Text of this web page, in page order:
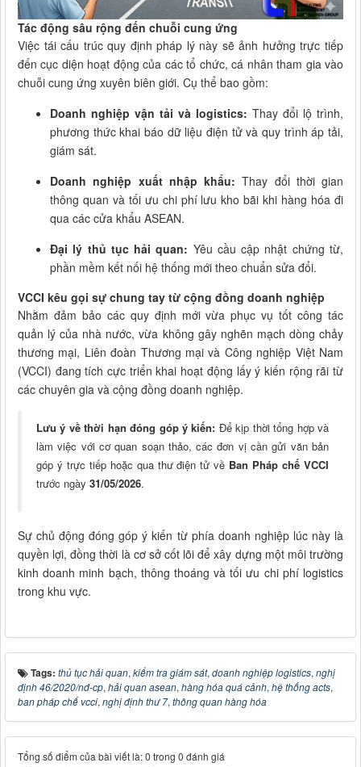
Tác động sâu rộng đến chuỗi cung ứng
Việc tái cấu trúc quy định pháp lý này sẽ ảnh hưởng trực tiếp
đến cục diện hoạt động của các tổ chức, cá nhân tham gia vào
chuỗi cung ứng xuyên biên giới. Cụ thể bao gồm:
Doanh nghiệp vận tải và logistics: Thay đổi lộ trình,
phương thức khai báo dữ liệu điện tử và quy trình áp tải,
giám sát.
Doanh nghiệp xuất nhập khẩu: Thay đổi thời gian
thông quan và tối ưu chi phí lưu kho bãi khi hàng hóa đi
qua các cửa khẩu ASEAN.
Đại lý thủ tục hải quan: Yêu cầu cập nhật chứng từ,
phần mềm kết nối hệ thống mới theo chuẩn sửa đổi.
VCCI kêu gọi sự chung tay từ cộng đồng doanh nghiệp
Nhằm đảm bảo các quy định mới vừa phục vụ tốt công tác
quản lý của nhà nước, vừa không gây nghẽn mạch dòng chảy
thương mại, Liên đoàn Thương mại và Công nghiệp Việt Nam
(VCCI) đang tích cực triển khai hoạt động lấy ý kiến rộng rãi từ
các chuyên gia và cộng đồng doanh nghiệp.
Lưu ý về thời hạn đóng góp ý kiến: Để kịp thời tổng hợp và
làm việc với cơ quan soạn thảo, các đơn vị cần gửi văn bản
góp ý trực tiếp hoặc qua thư điện tử về Ban Pháp chế VCCI
trước ngày 31/05/2026.
Sự chủ động đóng góp ý kiến từ phía doanh nghiệp lúc này là
quyền lợi, đồng thời là cơ sở cốt lõi để xây dựng một môi trường
kinh doanh minh bạch, thông thoáng và tối ưu chi phí logistics
trong khu vực.
Tags: thủ tục hải quan, kiểm tra giám sát, doanh nghiệp logistics, nghị
định 46/2020/nđ-cp, hải quan asean, hàng hóa quá cảnh, hệ thống acts,
ban pháp chế vcci, nghị định thư 7, thông quan hàng hóa
Tổng số điểm của bài viết là: 0 trong 0 đánh giá